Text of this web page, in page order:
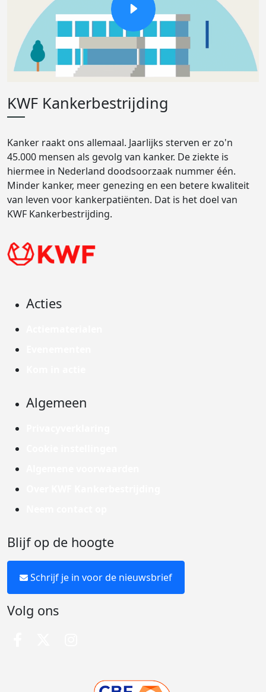
KWF Kankerbestrijding
Kanker raakt ons allemaal. Jaarlijks sterven er zo'n
45.000 mensen als gevolg van kanker. De ziekte is
hiermee in Nederland doodsoorzaak nummer één.
Minder kanker, meer genezing en een betere kwaliteit
van leven voor kankerpatiënten. Dat is het doel van
KWF Kankerbestrijding.
Acties
Algemeen
Blijf op de hoogte
Schrijf je in voor de nieuwsbrief
Volg ons